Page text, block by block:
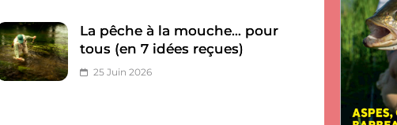
La pêche à la mouche… pour
tous (en 7 idées reçues)
25 Juin 2026